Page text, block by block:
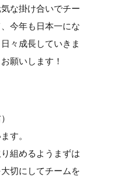
な掛け合いでチー
今年も日本一にな
々成長していきま
願いします！
す。
組めるようまずは
切にしてチームを